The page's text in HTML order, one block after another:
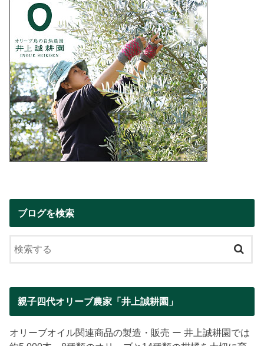
ブログを検索
親子四代オリーブ農家「井上誠耕園」
オリーブオイル関連商品の製造・販売 ー 井上誠耕園では